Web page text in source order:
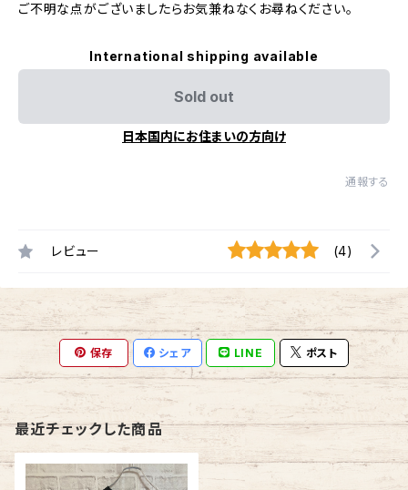
ご不明な点がございましたらお気兼ねなくお尋ねください。
International shipping available
Sold out
日本国内にお住まいの方向け
通報する
レビュー (4)
保存 シェア LINE ポスト
最近チェックした商品